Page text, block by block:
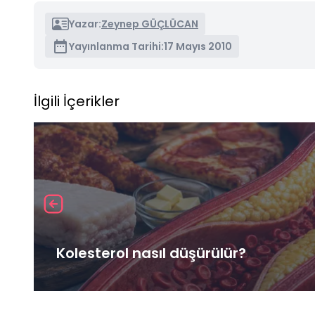
Yazar:Zeynep GÜÇLÜCAN
Yayınlanma Tarihi:17 Mayıs 2010
İlgili İçerikler
Kolesterol nasıl düşürülür?